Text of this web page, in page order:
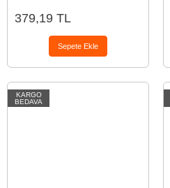
379,19 TL
Sepete Ekle
KARGO
BEDAVA